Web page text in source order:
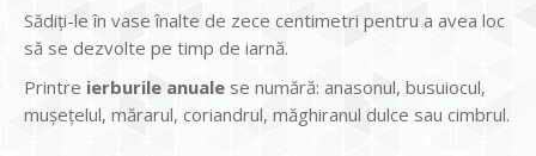
Sădiţi-le în vase înalte de zece centimetri pentru a avea loc
să se dezvolte pe timp de iarnă.
Printre ierburile anuale se numără: anasonul, busuiocul,
muşeţelul, mărarul, coriandrul, măghiranul dulce sau cimbrul.